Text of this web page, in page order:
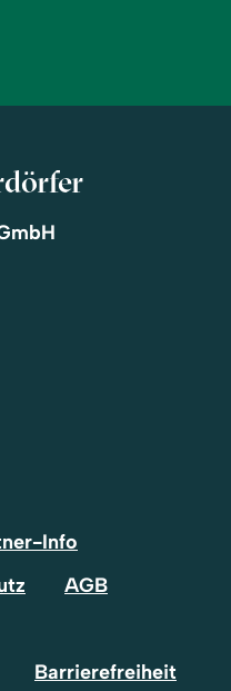
Info
AGB
Barrierefreiheit